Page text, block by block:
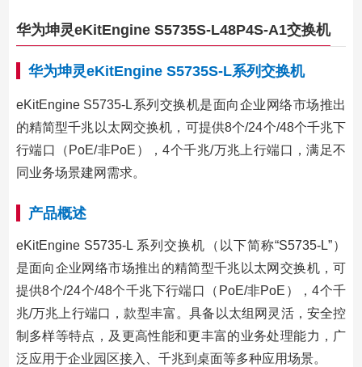
华为坤灵eKitEngine S5735S-L48P4S-A1交换机
华为坤灵eKitEngine S5735S-L系列交换机
eKitEngine S5735-L系列交换机是面向企业网络市场推出
的精简型千兆以太网交换机，可提供8个/24个/48个千兆下
行端口（PoE/非PoE），4个千兆/万兆上行端口，满足不
同业务场景建网需求。
产品概述
eKitEngine S5735-L 系列交换机（以下简称“S5735-L”）
是面向企业网络市场推出的精简型千兆以太网交换机，可
提供8个/24个/48个千兆下行端口（PoE/非PoE），4个千
兆/万兆上行端口，款型丰富。具备以太组网灵活，安全控
制多样等特点，及更高性能和更丰富的业务处理能力，广
泛应用于企业园区接入、千兆到桌面等多种应用场景。